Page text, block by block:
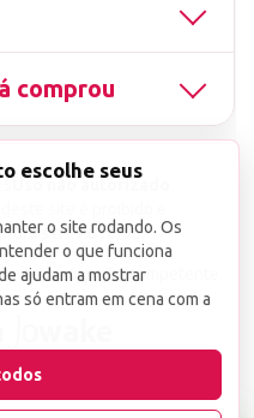
comprou
site é proibido e
nº 9.610/98.
ao órgão competente.
escolhe seus
o site rodando. Os
o que funciona
ajudam a mostrar
só entram em cena com a